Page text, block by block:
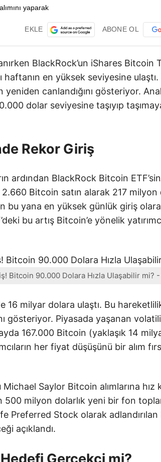
EKLE ABONE OL
BlackRock’un iShares Bitcoin
haftanın en yüksek seviyesine
canlandığını gösteriyor.
dolar seviyesine taşıyıp
Rekor Giriş
ardından BlackRock Bitcoin
Bitcoin satın alarak 217 milyon
bu yana en yüksek günlük giriş
bu artış Bitcoin’e yönelik
Bitcoin 90.000 Dolara Hızla Ulaşabilir mi? -
16 milyar dolara ulaştı. Bu
gösteriyor. Piyasada yaşanan
167.000 Bitcoin (yaklaşık 14
her fiyat düşüşünü bir alım
Saylor Bitcoin alımlarına hız
500 milyon dolarlık yeni bir fon
Preferred Stock olarak adlandırılan
açıklandı.
Gerçekçi mi?